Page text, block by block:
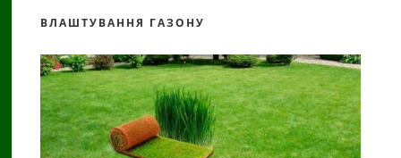
ВЛАШТУВАННЯ ГАЗОНУ